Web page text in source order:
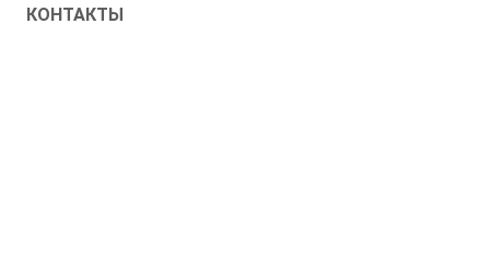
КОНТАКТЫ